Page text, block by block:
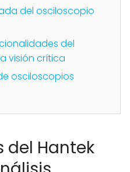
del osciloscopio
del
visión crítica
osciloscopios
Hantek